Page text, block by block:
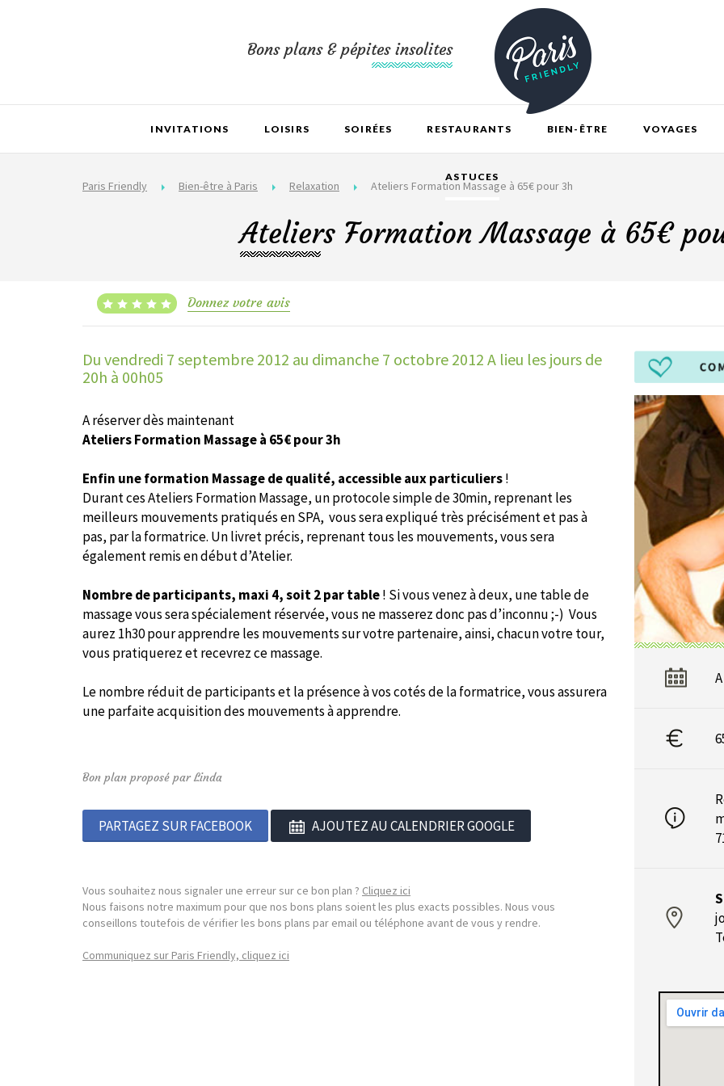
Bons plans & pépites insolites
INVITATIONS LOISIRS SOIRÉES RESTAURANTS BIEN-ÊTRE VOYAGES
ASTUCES
Paris Friendly Bien-être à Paris Relaxation Ateliers Formation Massage à 65€ pour 3h
Ateliers Formation Massage à 65€
Donnez votre avis
Du vendredi 7 septembre 2012 au dimanche 7 octobre 2012 A lieu les jours de
20h à 00h05
A réserver dès maintenant
Ateliers Formation Massage à 65€ pour 3h
Enfin une formation Massage de qualité, accessible aux particuliers!
Durant ces Ateliers Formation Massage, un protocole simple de 30min, reprenant les
meilleurs mouvements pratiqués en SPA, vous sera expliqué très précisément et pas à
pas, par la formatrice. Un livret précis, reprenant tous les mouvements, vous sera
également remis en début d’Atelier.
Nombre de participants, maxi 4, soit 2 par table! Si vous venez à deux, une table de
massage vous sera spécialement réservée, vous ne masserez donc pas d’inconnu ;-) Vous
aurez 1h30 pour apprendre les mouvements sur votre partenaire, ainsi, chacun votre tour,
vous pratiquerez et recevrez ce massage.
Le nombre réduit de participants et la présence à vos cotés de la formatrice, vous assurera
une parfaite acquisition des mouvements à apprendre.
Bon plan proposé par Linda
PARTAGEZ SUR FACEBOOK AJOUTEZ AU CALENDRIER GOOGLE
Vous souhaitez nous signaler une erreur sur ce bon plan ? Cliquez ici
Nous faisons notre maximum pour que nos bons plans soient les plus exacts possibles. Nous vous
conseillons toutefois de vérifier les bons plans par email ou téléphone avant de vous y rendre.
Communiquez sur Paris Friendly, cliquez ici